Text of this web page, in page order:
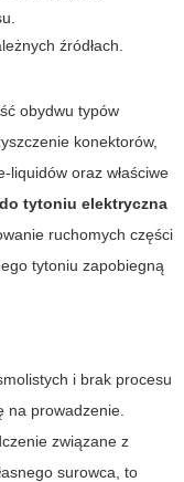
źródłach.
obydwu typów
konektorów,
liquidów oraz właściwe
tytoniu elektryczna
ruchomych części
tytoniu zapobiegną
i brak procesu
na prowadzenie.
związane z
surowca, to